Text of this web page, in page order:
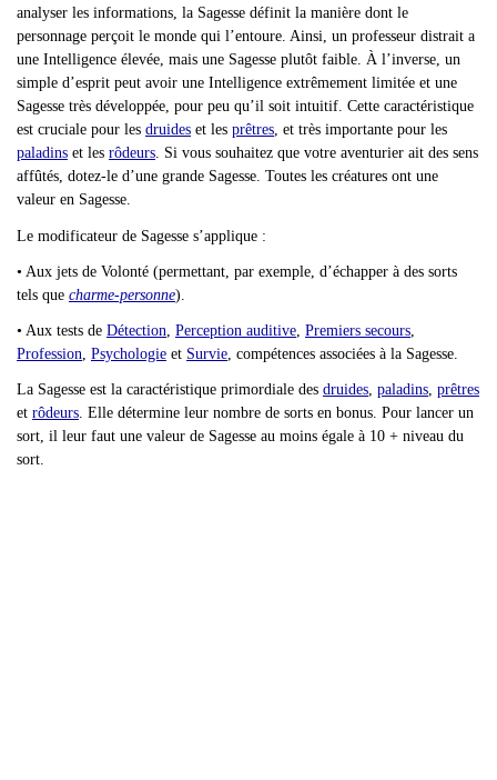
analyser les informations, la Sagesse définit la manière dont le
personnage perçoit le monde qui l’entoure. Ainsi, un professeur distrait a
une Intelligence élevée, mais une Sagesse plutôt faible. À l’inverse, un
simple d’esprit peut avoir une Intelligence extrêmement limitée et une
Sagesse très développée, pour peu qu’il soit intuitif. Cette caractéristique
est cruciale pour les druides et les prêtres, et très importante pour les
paladins et les rôdeurs. Si vous souhaitez que votre aventurier ait des sens
affûtés, dotez-le d’une grande Sagesse. Toutes les créatures ont une
valeur en Sagesse.
Le modificateur de Sagesse s’applique :
• Aux jets de Volonté (permettant, par exemple, d’échapper à des sorts
tels que charme-personne).
• Aux tests de Détection, Perception auditive, Premiers secours,
Profession, Psychologie et Survie, compétences associées à la Sagesse.
La Sagesse est la caractéristique primordiale des druides, paladins, prêtres
et rôdeurs. Elle détermine leur nombre de sorts en bonus. Pour lancer un
sort, il leur faut une valeur de Sagesse au moins égale à 10 + niveau du
sort.